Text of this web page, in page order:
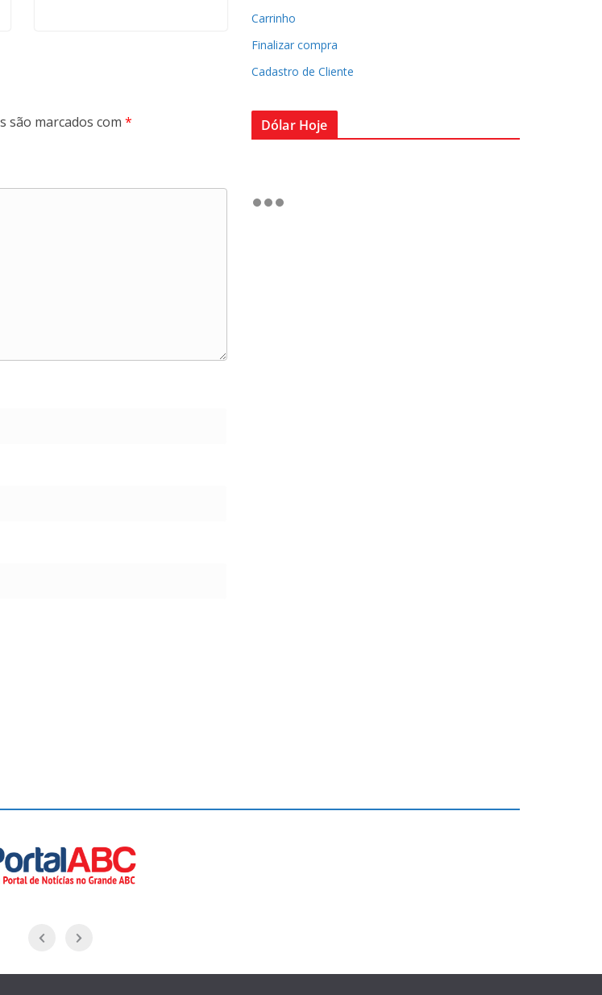
são marcados com *
Carrinho
Finalizar compra
Cadastro de Cliente
Dólar Hoje